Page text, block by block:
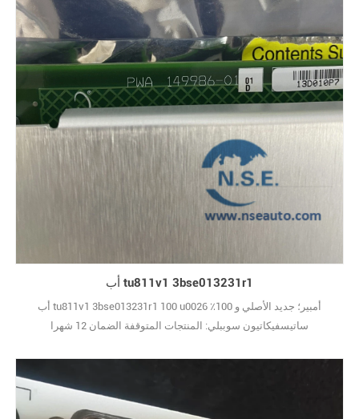
أب tu811v1 3bse013231r1
أب tu811v1 3bse013231r1 100 u0026 أمبير؛ جديد الأصلي و 100٪
ساتيسفيكاتيون سوببلي: المنتجات المتوقفة الضمان 12 شهرا